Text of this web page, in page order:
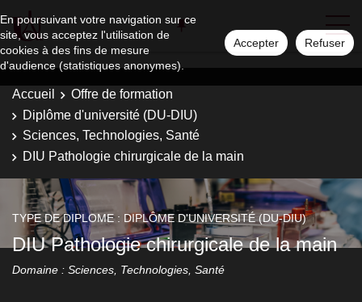
En poursuivant votre navigation sur ce
site, vous acceptez l'utilisation de
cookies à des fins de mesure
d'audience (statistiques anonymes).
Accepter Refuser
Accueil
Offre de formation
Diplôme d'université (DU-DIU)
Sciences, Technologies, Santé
DIU Pathologie chirurgicale de la main
TYPE DE DIPLOME : DIPLÔME D'UNIVERSITÉ (DU-DIU)
DIU Pathologie chirurgicale de la main
Domaine : Sciences, Technologies, Santé